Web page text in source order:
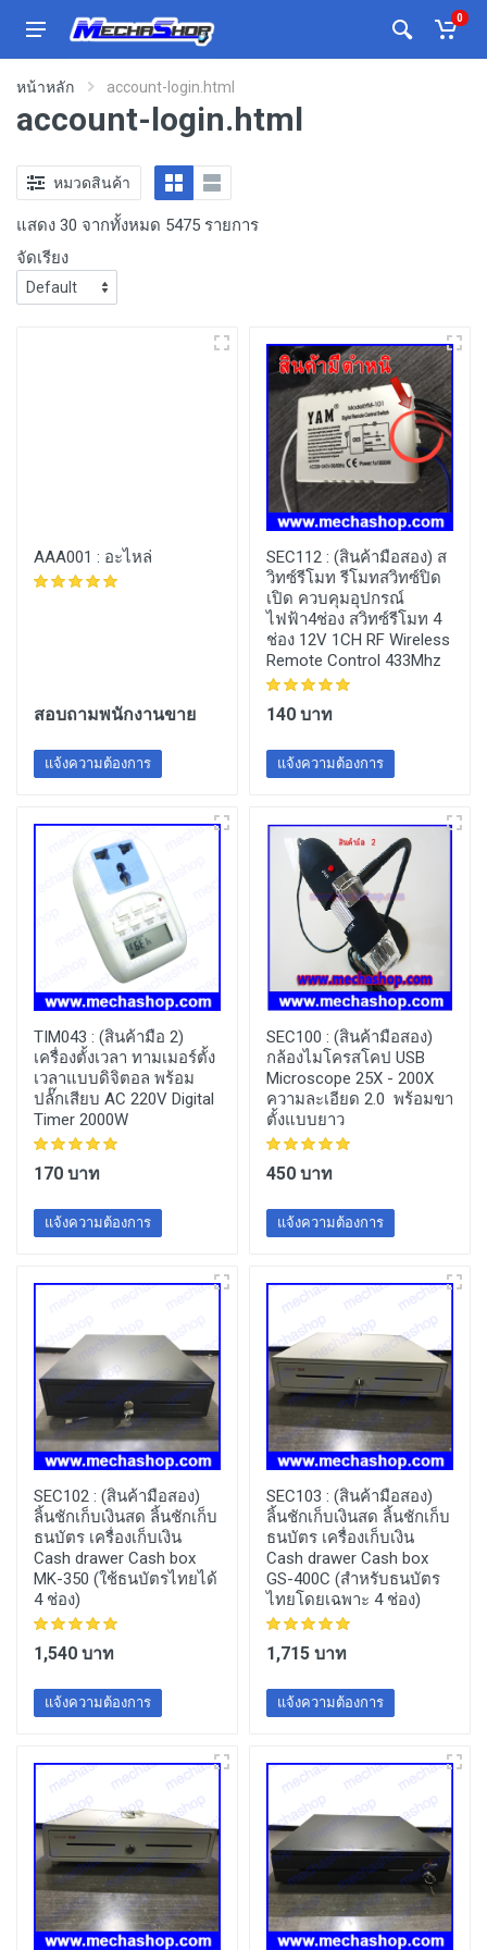
0
หน้าหลัก account-login.html
account-login.html
หมวดสินค้า
แสดง 30 จากทั้งหมด 5475 รายการ
จัดเรียง
AAA001 : อะไหล่
สอบถามพนักงานขาย
แจ้งความต้องการ
SEC112 : (สินค้ามือสอง) ส
วิทซ์รีโมท รีโมทสวิทซ์ปิด
เปิด ควบคุมอุปกรณ์
ไฟฟ้า4ช่อง สวิทซ์รีโมท 4
ช่อง 12V 1CH RF Wireless
Remote Control 433Mhz
140 บาท
แจ้งความต้องการ
TIM043 : (สินค้ามือ 2)
เครื่องตั้งเวลา ทามเมอร์ตั้ง
เวลาแบบดิจิตอล พร้อม
ปลั๊กเสียบ AC 220V Digital
Timer 2000W
170 บาท
แจ้งความต้องการ
SEC100 : (สินค้ามือสอง)
กล้องไมโครสโคป USB
Microscope 25X - 200X
ความละเอียด 2.0 พร้อมขา
ตั้งแบบยาว
450 บาท
แจ้งความต้องการ
SEC102 : (สินค้ามือสอง)
ลิ้นชักเก็บเงินสด ลิ้นชักเก็บ
ธนบัตร เครื่องเก็บเงิน
Cash drawer Cash box
MK-350 (ใช้ธนบัตรไทยได้
4 ช่อง)
1,540 บาท
แจ้งความต้องการ
SEC103 : (สินค้ามือสอง)
ลิ้นชักเก็บเงินสด ลิ้นชักเก็บ
ธนบัตร เครื่องเก็บเงิน
Cash drawer Cash box
GS-400C (สำหรับธนบัตร
ไทยโดยเฉพาะ 4 ช่อง)
1,715 บาท
แจ้งความต้องการ